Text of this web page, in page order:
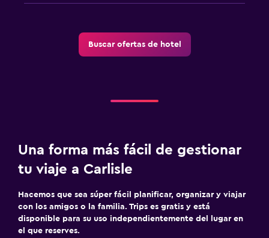
Buscar ofertas de hotel
Una forma más fácil de gestionar
tu viaje a Carlisle
Hacemos que sea súper fácil planificar, organizar y viajar
con los amigos o la familia. Trips es gratis y está
disponible para su uso independientemente del lugar en
el que reserves.